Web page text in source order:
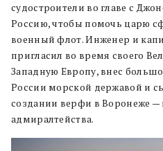
судостроители во главе с
Россию, чтобы помочь царю
военный флот. Инженер и
пригласил во время своего
Западную Европу, внес
России морской державой и
создании верфи в Воронеже —
адмиралтейства.